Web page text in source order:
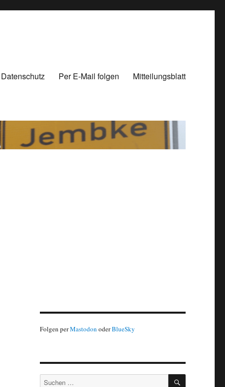
Datenschutz Per E-Mail folgen Mitteilungsblatt
Folgen perMastodon oderBlueSky
Suchen
SUCHEN